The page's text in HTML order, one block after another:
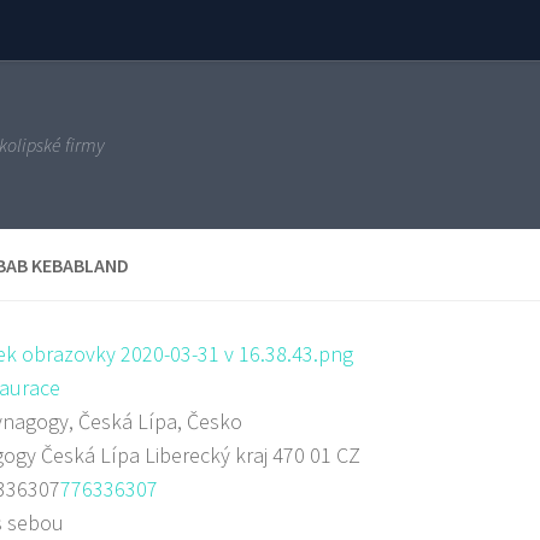
firmy
KEBABLAND
Česká Lípa, Česko
Česká Lípa Liberecký kraj 470 01 CZ
776336307
sebou